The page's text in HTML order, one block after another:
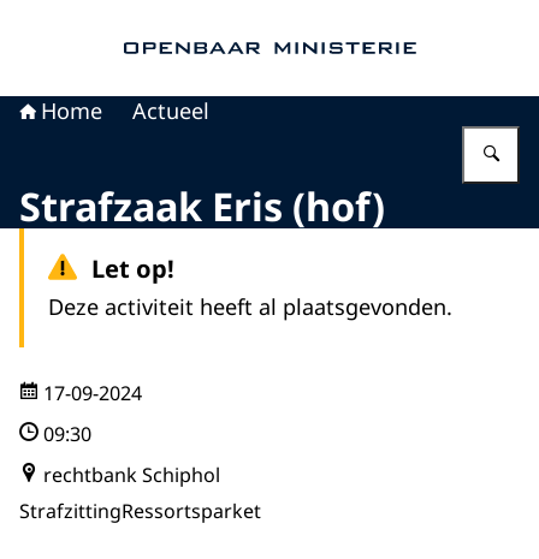
Home Actueel
Strafzaak Eris (hof)
Let op!
Deze activiteit heeft al plaatsgevonden.
17-09-2024
09:30
rechtbank Schiphol
StrafzittingRessortsparket